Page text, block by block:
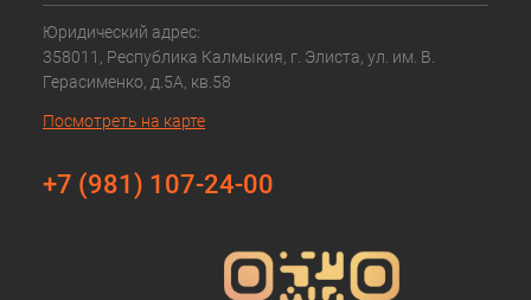
Юридический адрес:
358011, Республика Калмыкия, г. Элиста, ул. им. В.
Герасименко, д.5А, кв.58
Посмотреть на карте
+7 (981) 107-24-00